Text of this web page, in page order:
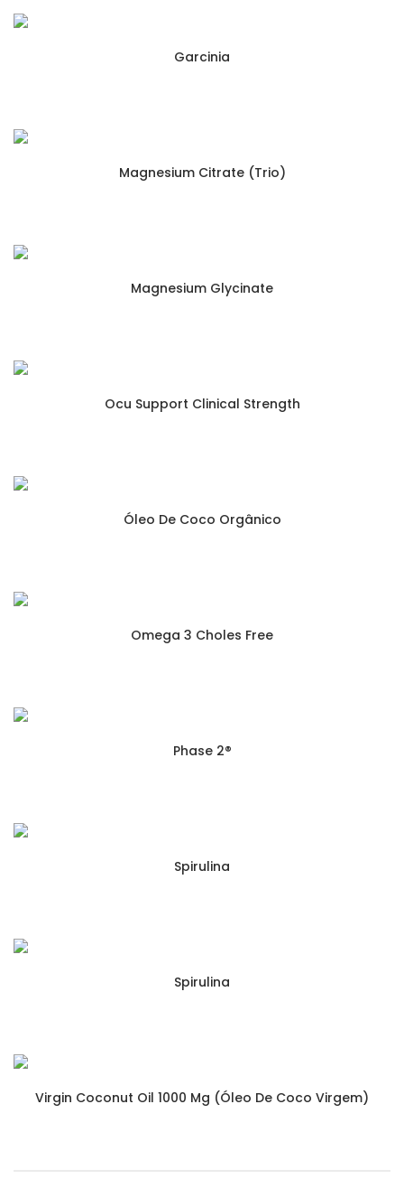
Garcinia
Magnesium Citrate (Trio)
Magnesium Glycinate
Ocu Support Clinical Strength
Óleo De Coco Orgânico
Omega 3 Choles Free
Phase 2®
Spirulina
Spirulina
Virgin Coconut Oil 1000 Mg (óleo De Coco Virgem)